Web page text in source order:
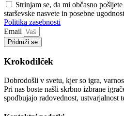
Strinjam se, da mi občasno
starševske nasvete in posebne
Politika zasebnosti
Email
Pridruži se
Krokodilček
Dobrodošli v svetu, kjer so igra,
Pri nas boste našli skrbno izbrane
spodbujajo radovednost, ustvarjalnost